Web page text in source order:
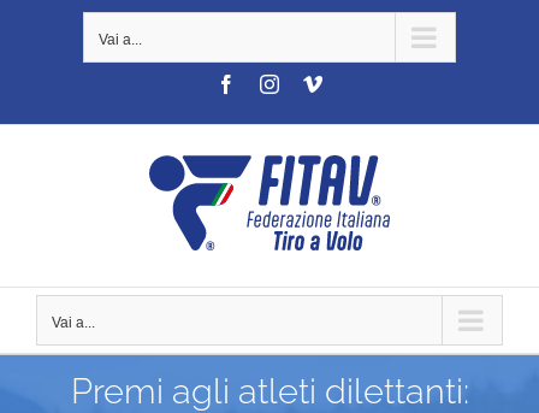
Vai a...
FacebookInstagramVimeo
Vai a...
Premi agli atleti dilettanti: